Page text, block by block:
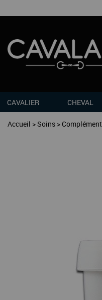
CAVALIER CHEVAL
Accueil >Soins >